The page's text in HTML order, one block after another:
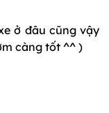
ở đâu cũng vậy
càng tốt ^^ )